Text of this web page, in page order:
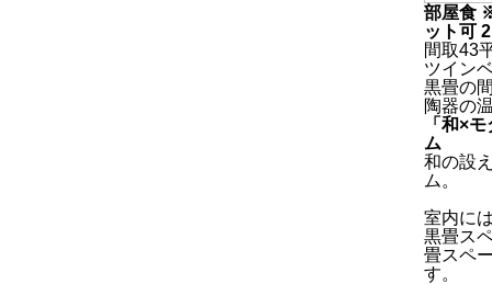
部屋食
ット可
間取43
ツイン
黒畳の
陶器の
「和×
ム
和の設
ム。
室内に
黒畳ス
畳スペ
す。